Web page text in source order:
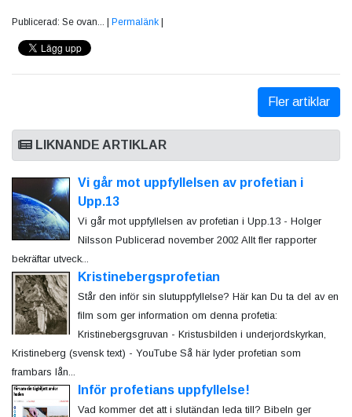
Publicerad: Se ovan... | Permalänk
Fler artiklar
LIKNANDE ARTIKLAR
Vi går mot uppfyllelsen av profetian i
Upp.13
Vi går mot uppfyllelsen av profetian i Upp.13 - Holger
Nilsson Publicerad november 2002 Allt fler rapporter
bekräftar utveck...
Kristinebergsprofetian
Står den inför sin slutuppfyllelse? Här kan Du ta del av en
film som ger information om denna profetia:
Kristinebergsgruvan - Kristusbilden i underjordskyrkan,
Kristineberg (svensk text) - YouTube Så här lyder profetian som
frambars lån...
Inför profetians uppfyllelse!
Vad kommer det att i slutändan leda till? Bibeln ger